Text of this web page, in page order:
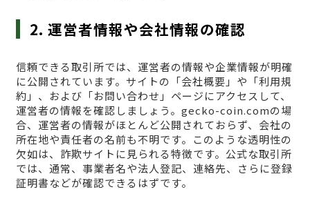
2. 運営者情報や会社情報の確認
信頼できる取引所では、運営者の情報や企業情報が明確
に公開されています。サイトの「会社概要」や「利用規
約」、および「お問い合わせ」ページにアクセスして、
運営者の情報を確認しましょう。gecko-coin.comの場
合、運営者の情報がほとんど公開されておらず、会社の
所在地や責任者の名前も不明です。このような透明性の
欠如は、詐欺サイトに見られる特徴です。公式な取引所
では、通常、事業者名や法人登記、連絡先、さらに登録
証明書などが確認できるはずです。